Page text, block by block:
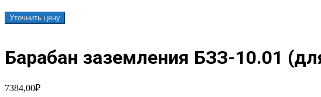
Уточнить цену
Барабан заземления БЗЗ-10.01
7384,00₽